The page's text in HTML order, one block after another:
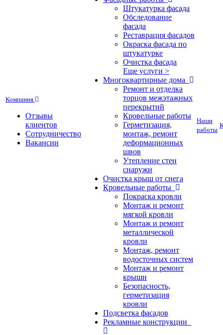
Компания
Отзывы
клиентов
Сотрудничество
Вакансии
Штукатурка фасада
Обследование
фасада
Реставрация фасадов
Окраска фасада по
штукатурке
Очистка фасада
Еще услуги >
Многоквартирные дома
Ремонт и отделка
торцов межэтажных
перекрытий
Кровельные работы
Герметизация,
монтаж, ремонт
деформационных
швов
Утепление стен
снаружи
Очистка крыш от снега
Кровельные работы
Покраска кровли
Монтаж и ремонт
мягкой кровли
Монтаж и ремонт
металлической
кровли
Монтаж, ремонт
водосточных систем
Монтаж и ремонт
крыши
Безопасность,
герметизация
кровли
Подсветка фасадов
Рекламные конструкции
Наши
работы